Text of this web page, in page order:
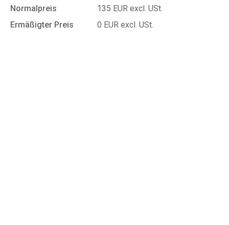
Normalpreis
135 EUR excl. USt.
Ermäßigter Preis
0 EUR excl. USt.